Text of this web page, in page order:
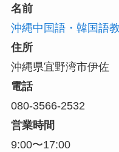
名前
沖縄中国語・韓国語
住所
沖縄県宜野湾市伊佐
電話
080-3566-2532
営業時間
9:00〜17:00